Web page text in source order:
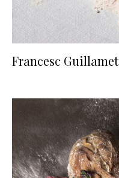
Francesc Guillamet